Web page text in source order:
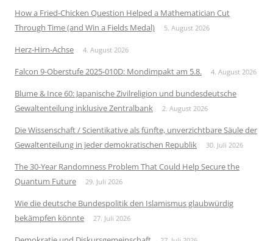
How a Fried-Chicken Question Helped a Mathematician Cut
Through Time (and Win a Fields Medal)
5. August 2026
Herz-Hirn-Achse 4. August 2026
Falcon 9-Oberstufe 2025-010D: Mondimpakt am 5.8. 4. August 2026
Blume & Ince 60: Japanische Zivilreligion und bundesdeutsche
Gewaltenteilung inklusive Zentralbank
2. August 2026
Die Wissenschaft / Scientikative als fünfte, unverzichtbare Säule der
Gewaltenteilung in jeder demokratischen Republik
30. Juli 2026
The 30-Year Randomness Problem That Could Help Secure the
Quantum Future
29. Juli 2026
Wie die deutsche Bundespolitik den Islamismus glaubwürdig
bekämpfen könnte
27. Juli 2026